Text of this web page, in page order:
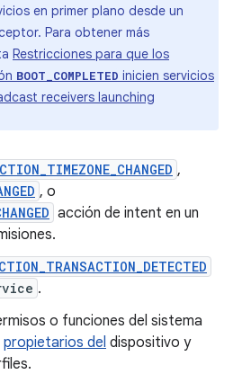
en primer plano desde un
Para obtener más
Restricciones para que los
BOOT_COMPLETED inicien servicios
receivers launching
,
, o
acción de intent en un
.
o funciones del sistema
propietarios del dispositivo y